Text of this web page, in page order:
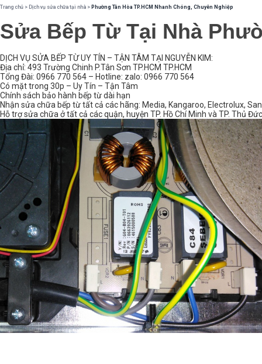
Trang chủ > Dịch vụ sửa chữa tại nhà > Phường Tân Hòa TP.HCM Nhanh Chóng, Chuyên Nghiệp
Sửa Bếp Từ Tại Nhà
DỊCH VỤ SỬA BẾP TỪ UY TÍN – TẬN TÂM TẠI NGUYỄN KIM:
Địa chỉ: 493 Trường Chinh P.Tân Sơn TP.HCM TP.HCM
Tổng Đài: 0966 770 564 – Hotline: zalo: 0966 770 564
Có mặt trong 30p – Uy Tín – Tận Tâm
Chính sách bảo hành bếp từ dài hạn
Nhận sửa chữa bếp từ tất cả các hãng: Media, Kangaroo, Electrolux,
Hỗ trợ sửa chữa ở tất cả các quận, huyện TP. Hồ Chí Minh và TP. Thủ Đức